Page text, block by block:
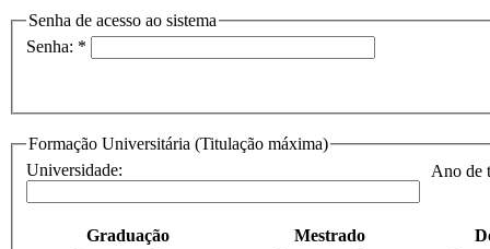
Senha de acesso ao sistema
Senha: *
Formação Universitária (Titulação máxima)
Universidade:
Ano de
Graduação Mestrado